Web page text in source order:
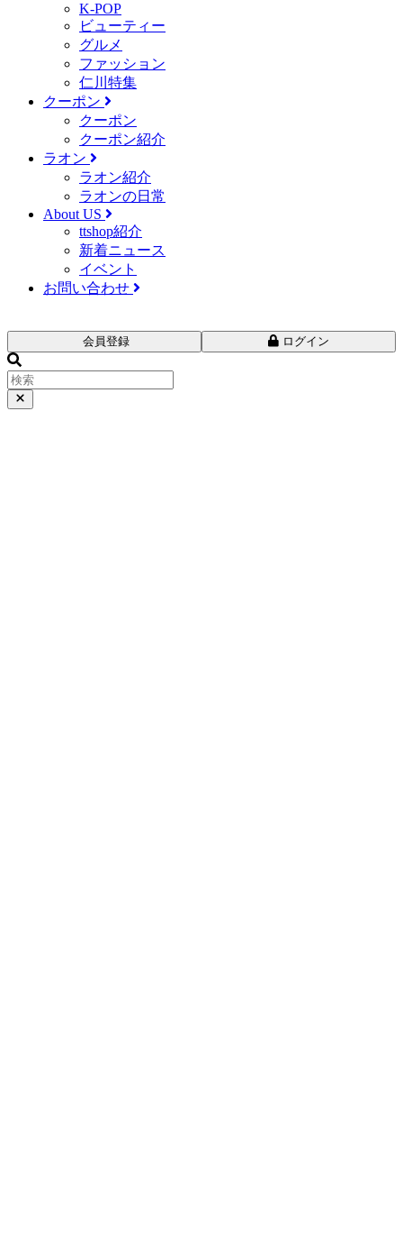
K-POP
ビューティー
グルメ
ファッション
仁川特集
クーポン
クーポン
クーポン紹介
ラオン
ラオン紹介
ラオンの日常
About US
ttshop紹介
新着ニュース
イベント
お問い合わせ
会員登録 ログイン